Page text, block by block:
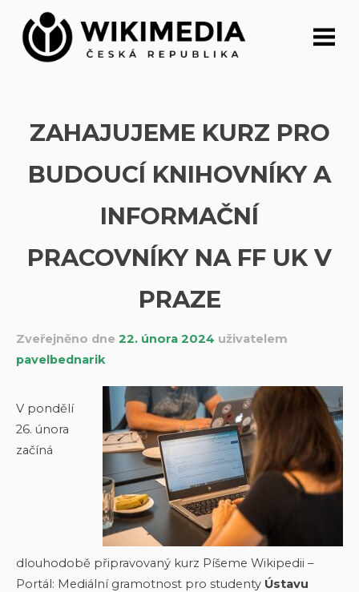
Přeskočit
obsah
ZAHAJUJEME KURZ PRO
BUDOUCÍ KNIHOVNÍKY A
INFORMAČNÍ
PRACOVNÍKY NA FF UK V
PRAZE
Zveřejněno dne 22. února 2024 uživatelem
pavelbednarik
V pondělí
26. února
začíná
dlouhodobě připravovaný kurz Píšeme Wikipedii –
Portál: Mediální gramotnost pro studenty Ústavu